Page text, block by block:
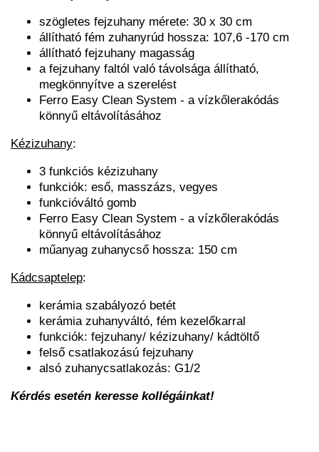
szögletes fejzuhany mérete: 30 x 30 cm
állítható fém zuhanyrúd hossza: 107,6 -170 cm
állítható fejzuhany magasság
a fejzuhany faltól való távolsága állítható,
megkönnyítve a szerelést
Ferro Easy Clean System - a vízkőlerakódás
könnyű eltávolításához
Kézizuhany:
3 funkciós kézizuhany
funkciók: eső, masszázs, vegyes
funkcióváltó gomb
Ferro Easy Clean System - a vízkőlerakódás
könnyű eltávolításához
műanyag zuhanycső hossza: 150 cm
Kádcsaptelep:
kerámia szabályozó betét
kerámia zuhanyváltó, fém kezelőkarral
funkciók: fejzuhany/ kézizuhany/ kádtöltő
felső csatlakozású fejzuhany
alsó zuhanycsatlakozás: G1/2
Kérdés esetén keresse kollégáinkat!